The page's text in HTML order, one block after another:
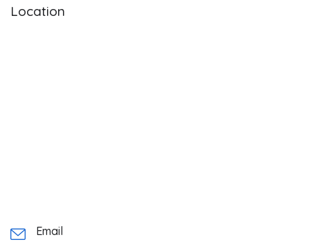
Location
Email